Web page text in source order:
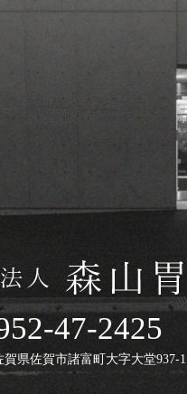
47-2425
賀県佐賀市諸富町大字大堂937-1